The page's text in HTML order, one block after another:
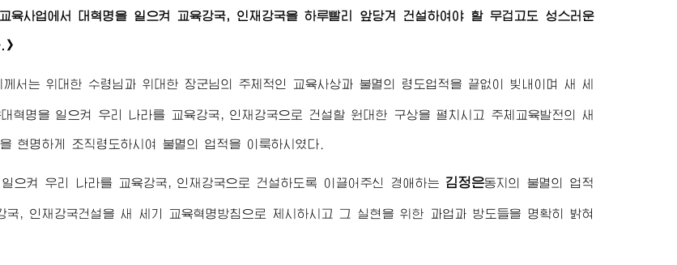
육사업에서 대혁명을 일으켜 교육강국, 인재강국을 하루빨리 앞당겨 건설하여야 할 무겁고도 성스러운
께서는 위대한 수령님 과 위대한 장군님 의 주체적인 교육사상과 불멸의 령도업적을 끝없이 빛내이며 새 세
혁명을 일으켜 우리 나라를 교육강국, 인재강국으로 건설할 원대한 구상을 펼치시고 주체교육발전의 새
현명하게 조직령도하시여 불멸의 업적을 이룩하시였다.
으켜 우리 나라를 교육강국, 인재강국으로 건설하도록 이끌어주신 경애하는 김정은동지의 불멸의 업적
국, 인재강국건설을 새 세기 교육혁명방침으로 제시하시고 그 실현을 위한 과업과 방도들을 명확히 밝혀